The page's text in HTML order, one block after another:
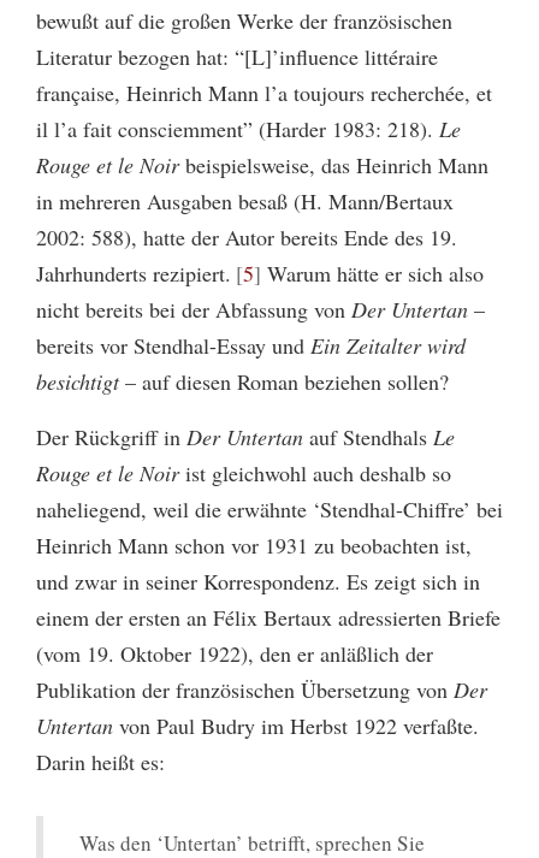
bewußt auf die großen Werke der französischen
Literatur bezogen hat: “[L]’influence littéraire
française, Heinrich Mann l’a toujours recherchée, et
il l’a fait consciemment” (Harder 1983: 218). Le
Rouge et le Noirbeispielsweise, das Heinrich Mann
in mehreren Ausgaben besaß (H. Mann/Bertaux
2002: 588), hatte der Autor bereits Ende des 19.
Jahrhunderts rezipiert. 5 Warum hätte er sich also
nicht bereits bei der Abfassung von Der Untertan –
bereits vor Stendhal-Essay und Ein Zeitalter wird
besichtigt– auf diesen Roman beziehen sollen?
Der Rückgriff in Der Untertan auf Stendhals Le
Rouge et le Noirist gleichwohl auch deshalb so
naheliegend, weil die erwähnte ‘Stendhal-Chiffre’ bei
Heinrich Mann schon vor 1931 zu beobachten ist,
und zwar in seiner Korrespondenz. Es zeigt sich in
einem der ersten an Félix Bertaux adressierten Briefe
(vom 19. Oktober 1922), den er anläßlich der
Publikation der französischen Übersetzung von Der
Untertan von Paul Budry im Herbst 1922 verfaßte.
Darin heißt es:
Was den ‘Untertan’ betrifft, sprechen Sie